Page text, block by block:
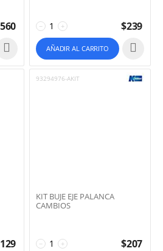
+
− $239
AÑADIR AL CARRITO
129
93294976-AKIT
KIT BUJE EJE PALANCA
CAMBIOS
+
− $207